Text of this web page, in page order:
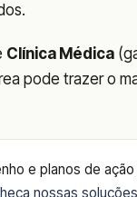
Clínica Médica
pode trazer o
e planos de
nossas